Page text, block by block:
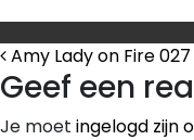
Bericht
Amy Lady on Fire 027
Geef een
Je moet ingelogd zijn